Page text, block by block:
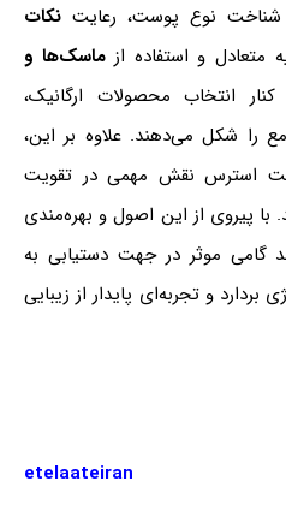
نوع پوست، رعایت نکات
متعادل و استفاده ازماسک‌ها و
انتخاب محصولات ارگانیک،
را شکل می‌دهند. علاوه بر این،
استرس نقش مهمی در تقویت
پیروی از این اصول و بهره‌مندی
گامی موثر در جهت دستیابی به
و تجربه‌ای پایدار از زیبایی
etelaateiran